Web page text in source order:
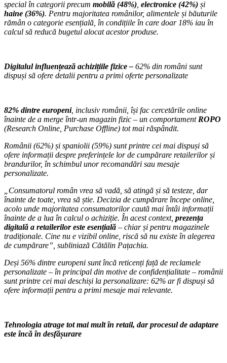
special în categorii precum mobilă (48%) electronice (42%) și
haine (36%). Pentru majoritatea românilor, alimentele și băuturile
rămân o categorie esențială, în condițiile în care doar 18% iau în
calcul să reducă bugetul alocat acestor produse.
Digitalul influențează achizițiile fizice– 62% din români sunt
dispuși să ofere detalii pentru a primi oferte personalizate
82% dintre europeni, inclusiv românii, își fac cercetările online
înainte de a merge într-un magazin fizic – un comportament ROPO
(Research Online, Purchase Offline) tot mai răspândit.
Românii (62%) și spaniolii (59%) sunt printre cei mai dispuși să
ofere informații despre preferințele lor de cumpărare retailerilor și
brandurilor, în schimbul unor recomandări sau mesaje
personalizate.
„Consumatorul român vrea să vadă, să atingă și să testeze, dar
înainte de toate, vrea să știe. Decizia de cumpărare începe online,
acolo unde majoritatea consumatorilor caută mai întâi informații
înainte de a lua în calcul o achiziție. În acest context, prezența
digitală a retailerilor este esențială – chiar și pentru magazinele
tradiționale. Cine nu e vizibil online, riscă să nu existe în alegerea
de cumpărare”, subliniază Cătălin Pațachia.
Deși 56% dintre europeni sunt încă reticenți față de reclamele
personalizate – în principal din motive de confidențialitate – românii
sunt printre cei mai deschiși la personalizare: 62% ar fi dispuși să
ofere informații pentru a primi mesaje mai relevante.
Tehnologia atrage tot mai mult în retail, dar procesul de adaptare
este încă în desfășurare